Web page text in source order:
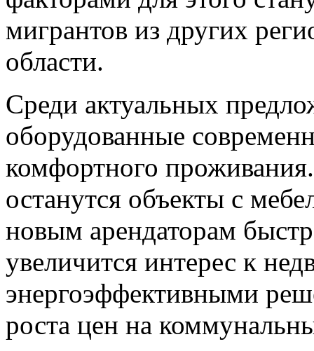
мигрантов из других
области.
Среди актуальных
оборудованные
комфортного
останутся объекты с
новым арендаторам
увеличится интерес к
энергоэффективными
роста цен на